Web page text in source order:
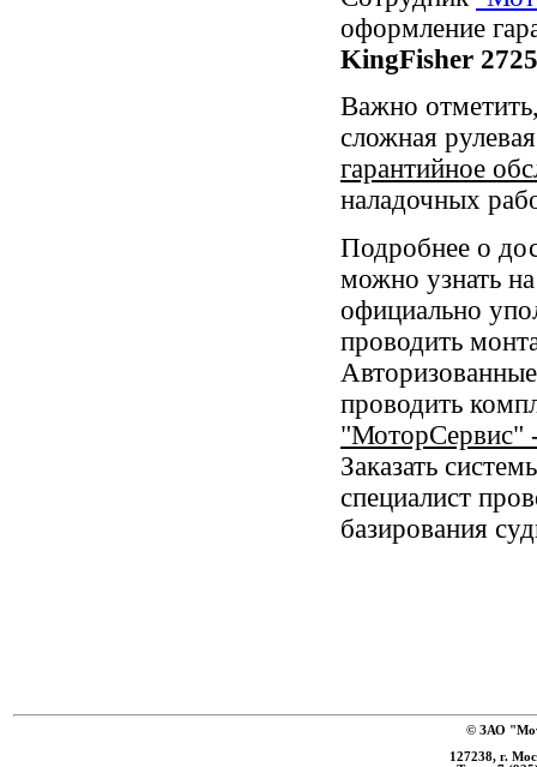
оформление
KingFisher 2725
Важно
сложная
гарантийное
наладочных
Подробнее о
можно узнать
официально
проводить
проводить
"МоторСервис"
Заказать
специалист
базирования
© ЗАО
127238, г.